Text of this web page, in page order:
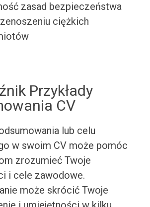
zasad bezpieczeństwa
ciężkich
Przykłady
CV
lub celu
w swoim CV może pomóc
zrozumieć Twoje
i cele zawodowe.
może skrócić Twoje